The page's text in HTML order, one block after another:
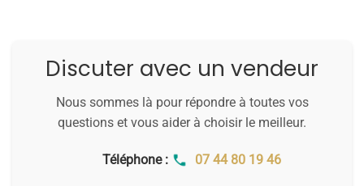
Discuter avec un vendeur
Nous sommes là pour répondre à toutes vos
questions et vous aider à choisir le meilleur.
Téléphone : 07 44 80 19 46